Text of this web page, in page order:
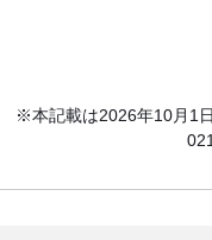
※本記載は2026年10月1